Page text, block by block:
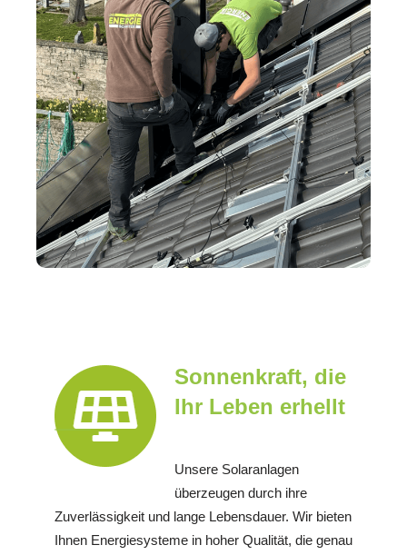
Sonnenkraft, die
Ihr Leben erhellt
Unsere Solaranlagen
überzeugen durch ihre
Zuverlässigkeit und lange Lebensdauer. Wir bieten
Ihnen Energiesysteme in hoher Qualität, die genau